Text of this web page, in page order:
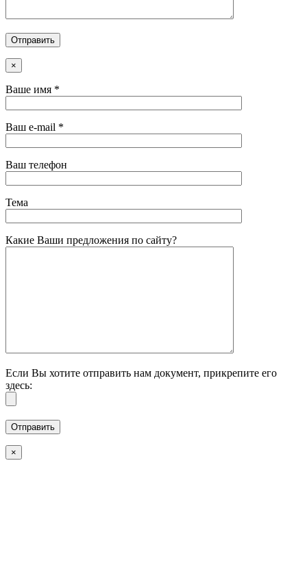
×
Ваше имя *
Ваш e-mail *
Ваш телефон
Тема
Какие Ваши предложения по сайту?
Если Вы хотите отправить нам документ, прикрепите его
здесь:
×